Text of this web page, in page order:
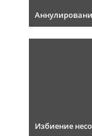
Избиение